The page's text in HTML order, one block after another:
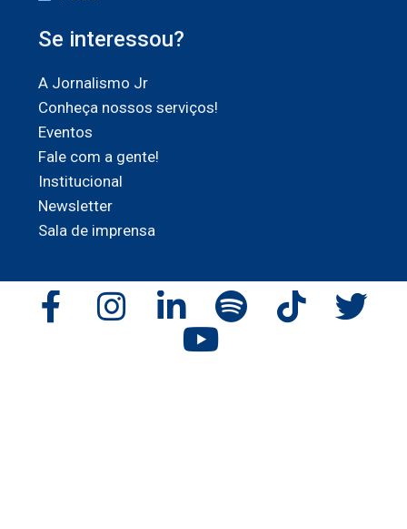
Se interessou?
A Jornalismo Jr
Conheça nossos serviços!
Eventos
Fale com a gente!
Institucional
Newsletter
Sala de imprensa